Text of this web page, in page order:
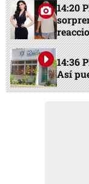
14:20
14:36
Así